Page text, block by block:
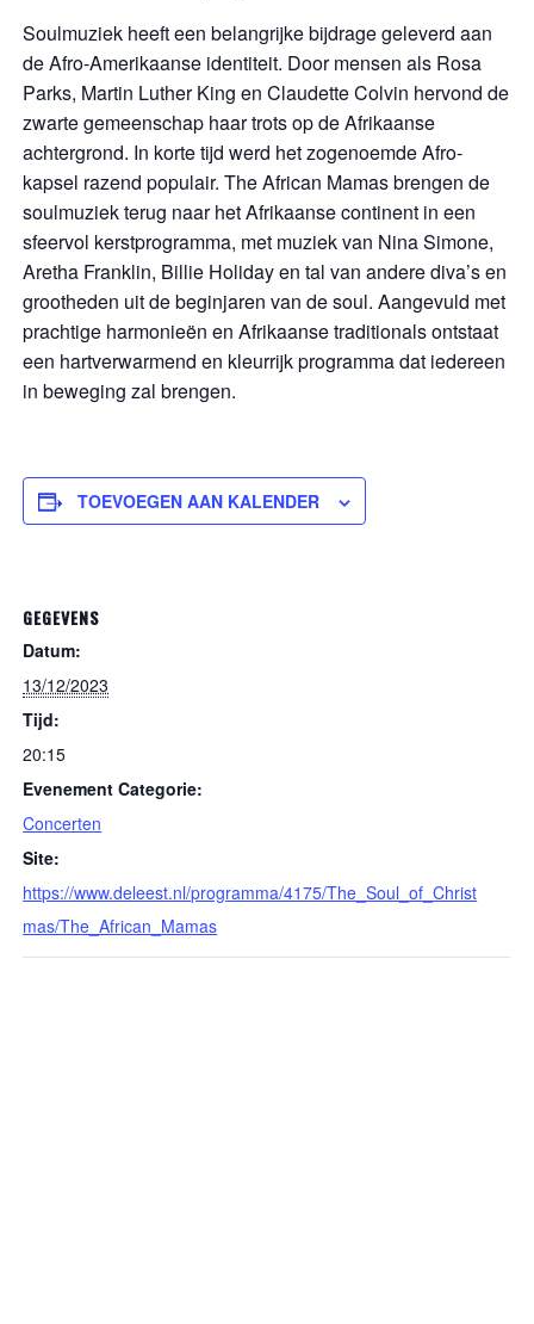
Soulmuziek heeft een belangrijke bijdrage geleverd aan
de Afro-Amerikaanse identiteit. Door mensen als Rosa
Parks, Martin Luther King en Claudette Colvin hervond de
zwarte gemeenschap haar trots op de Afrikaanse
achtergrond. In korte tijd werd het zogenoemde Afro-
kapsel razend populair. The African Mamas brengen de
soulmuziek terug naar het Afrikaanse continent in een
sfeervol kerstprogramma, met muziek van Nina Simone,
Aretha Franklin, Billie Holiday en tal van andere diva’s en
grootheden uit de beginjaren van de soul. Aangevuld met
prachtige harmonieën en Afrikaanse traditionals ontstaat
een hartverwarmend en kleurrijk programma dat iedereen
in beweging zal brengen.
TOEVOEGEN AAN KALENDER
GEGEVENS
Datum:
13/12/2023
Tijd:
20:15
Evenement Categorie:
Concerten
Site:
https://www.deleest.nl/programma/4175/The_Soul_of_Christ
mas/The_African_Mamas